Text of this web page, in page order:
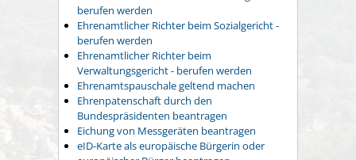
berufen werden
Ehrenamtlicher Richter beim Sozialgericht -
berufen werden
Ehrenamtlicher Richter beim
Verwaltungsgericht - berufen werden
Ehrenamtspauschale geltend machen
Ehrenpatenschaft durch den
Bundespräsidenten beantragen
Eichung von Messgeräten beantragen
eID-Karte als europäische Bürgerin oder